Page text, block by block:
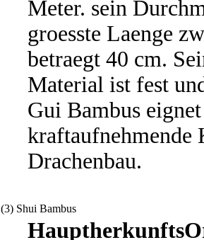
Meter. sein
groesste Laenge
betraegt 40 cm.
Material ist fest
Gui Bambus
kraftaufnehmende
Drachenbau.
(3) Shui Bambus